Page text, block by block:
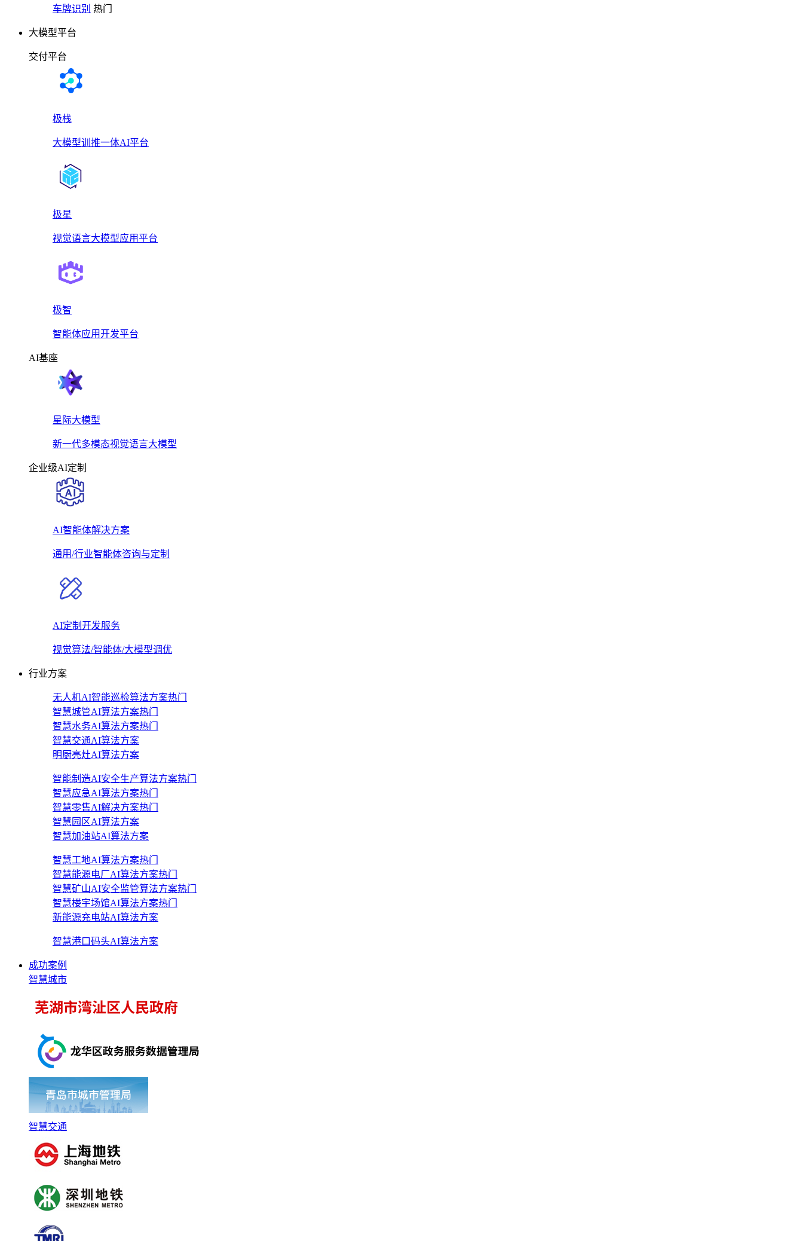
车牌识别 热门
大模型平台
交付平台
极栈
大模型训推一体AI平台
极星
视觉语言大模型应用平台
极智
智能体应用开发平台
AI基座
星际大模型
新一代多模态视觉语言大模型
企业级AI定制
AI智能体解决方案
通用/行业智能体咨询与定制
AI定制开发服务
视觉算法/智能体/大模型调优
行业方案
无人机AI智能巡检算法方案热门
智慧城管AI算法方案热门
智慧水务AI算法方案热门
智慧交通AI算法方案
明厨亮灶AI算法方案
智能制造AI安全生产算法方案热门
智慧应急AI算法方案热门
智慧零售AI解决方案热门
智慧园区AI算法方案
智慧加油站AI算法方案
智慧工地AI算法方案热门
智慧能源电厂AI算法方案热门
智慧矿山AI安全监管算法方案热门
智慧楼宇场馆AI算法方案热门
新能源充电站AI算法方案
智慧港口码头AI算法方案
成功案例
智慧城市
智慧交通